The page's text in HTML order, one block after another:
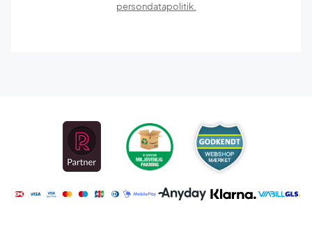
persondatapolitik.